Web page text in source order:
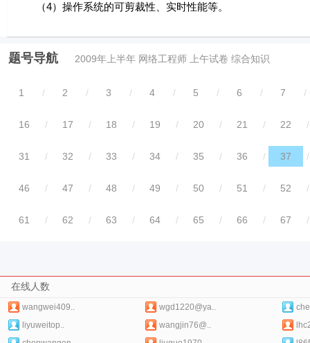
（4）操作系统的可剪裁性、实时性能等。
题号导航 2009年上半年 网络工程师 上午试卷 综合知识
1 / 2 / 3 / 4 / 5 / 6 / 7 /
16 / 17 / 18 / 19 / 20 / 21 / 22 /
31 / 32 / 33 / 34 / 35 / 36 / 37 /
46 / 47 / 48 / 49 / 50 / 51 / 52 /
61 / 62 / 63 / 64 / 65 / 66 / 67 /
在线人数
wangwei409.. wgd1220@ya..
liyuweitop..
wangjin76@..